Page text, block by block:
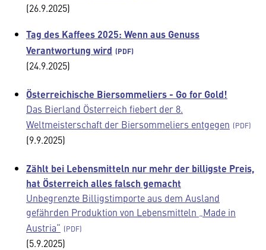
(26.9.2025)
Tag des Kaffees 2025: Wenn aus Genuss
Verantwortung wird
(24.9.2025)
Österreichische Biersommeliers - Go for Gold!
Das Bierland Österreich fiebert der 8.
Weltmeisterschaft der Biersommeliers entgegen
(9.9.2025)
Zählt bei Lebensmitteln nur mehr der billigste Preis,
hat Österreich alles falsch gemacht
Unbegrenzte Billigstimporte aus dem Ausland
gefährden Produktion von Lebensmitteln „Made in
Austria“
(5.9.2025)